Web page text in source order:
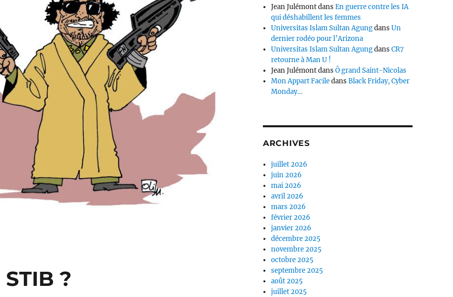
?
Jean JulémontdansEn guerre contre les IA
qui déshabillent les femmes
Universitas Islam Sultan AgungdansUn
dernier rodéo pour l’Arizona
Universitas Islam Sultan AgungdansCR7
retourne à Man U !
Jean JulémontdansÔ grand Saint-Nicolas
Mon Appart FaciledansBlack Friday, Cyber
Monday…
ARCHIVES
juillet 2026
juin 2026
mai 2026
avril 2026
mars 2026
février 2026
janvier 2026
décembre 2025
novembre 2025
octobre 2025
septembre 2025
août 2025
juillet 2025